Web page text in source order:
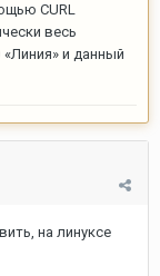
CURL
весь
и данный
на линуксе